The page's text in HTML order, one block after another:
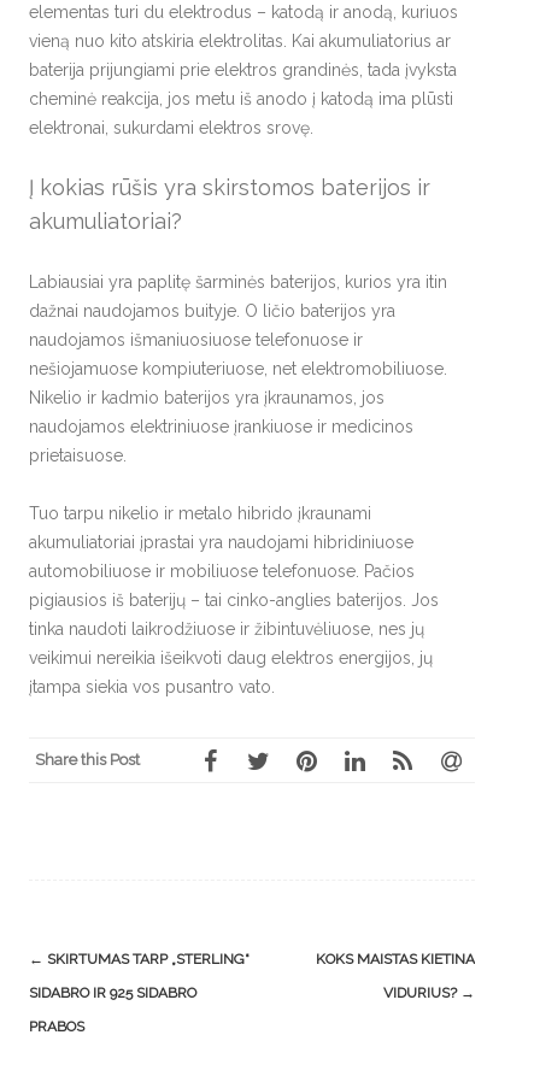
elementas turi du elektrodus – katodą ir anodą, kuriuos
vieną nuo kito atskiria elektrolitas. Kai akumuliatorius ar
baterija prijungiami prie elektros grandinės, tada įvyksta
cheminė reakcija, jos metu iš anodo į katodą ima plūsti
elektronai, sukurdami elektros srovę.
Į kokias rūšis yra skirstomos baterijos ir
akumuliatoriai?
Labiausiai yra paplitę šarminės baterijos, kurios yra itin
dažnai naudojamos buityje. O ličio baterijos yra
naudojamos išmaniuosiuose telefonuose ir
nešiojamuose kompiuteriuose, net elektromobiliuose.
Nikelio ir kadmio baterijos yra įkraunamos, jos
naudojamos elektriniuose įrankiuose ir medicinos
prietaisuose.
Tuo tarpu nikelio ir metalo hibrido įkraunami
akumuliatoriai įprastai yra naudojami hibridiniuose
automobiliuose ir mobiliuose telefonuose. Pačios
pigiausios iš baterijų – tai cinko-anglies baterijos. Jos
tinka naudoti laikrodžiuose ir žibintuvėliuose, nes jų
veikimui nereikia išeikvoti daug elektros energijos, jų
įtampa siekia vos pusantro vato.
Share this Post
Post
navigation
← SKIRTUMAS TARP „STERLING“
SIDABRO IR 925 SIDABRO
PRABOS
KOKS MAISTAS KIETINA
VIDURIUS? →